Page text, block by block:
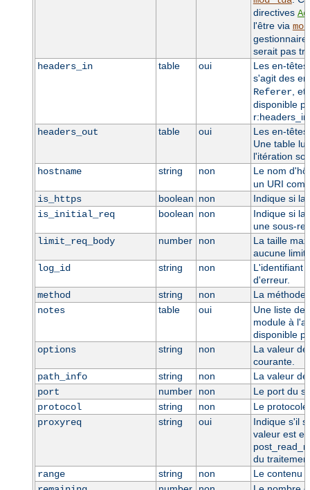
directives
l'être via
serait pas
headers_in
table oui
Les en-
s'agit des
Referer,
disponible
headers_out
table oui
Les en-
Une table
l'itération
hostname
string non
Le nom
un URI
is_https
boolean non
Indique si la
is_initial_req
boolean non
Indique si la
une sous-
limit_req_body
number non
La taille
aucune
log_id
string non
L'identifiant
d'erreur.
method
string non
La méthode
notes
table oui
Une liste de
module à
disponible
options
string non
La valeur
courante.
path_info
string non
La valeur
port
number non
Le port du
protocol
string non
Le
proxyreq
string oui
Indique s'il
valeur est
du
range
string non
Le contenu